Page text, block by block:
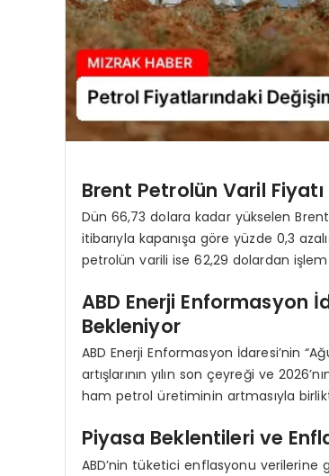
Brent Petrolün Varil
Dün 66,73 dolara kadar yükselen
itibarıyla kapanışa göre yüzde 0,3
petrolün varili ise 62,29 dolardan
ABD Enerji Enformasyon
Bekleniyor
ABD Enerji Enformasyon İdaresi’nin
artışlarının yılın son çeyreği ve
ham petrol üretiminin artmasıyla
Piyasa Beklentileri ve
ABD’nin tüketici enflasyonu verilerine